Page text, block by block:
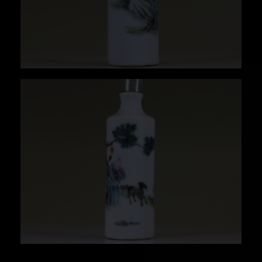
en torno al proceso. Aunque en España se
mantuvo la costumbre de consumirlo fumado,
el resto de Europa prefirió el tabaco en polvo.
rapé, desarrollado y popularizado en Francia,
Holanda y Alemania. A diferencia del tabaco
en polvo, el rapé es el tabaco rallado, que
requiere de un proceso distinto para su
selección, elaboración y fermentación.
Sin embargo, la costumbre de aspirar tabaco,
ya fuese rapé o polvo, fue una costumbre que a
finales del siglo XVII se había convertido en
una verdadera liturgia, normalmente
practicada por los cortesanos y cortesanas. En
1735 se llegó a prohibir su consumo en España,
pues suponía una competencia para la Real